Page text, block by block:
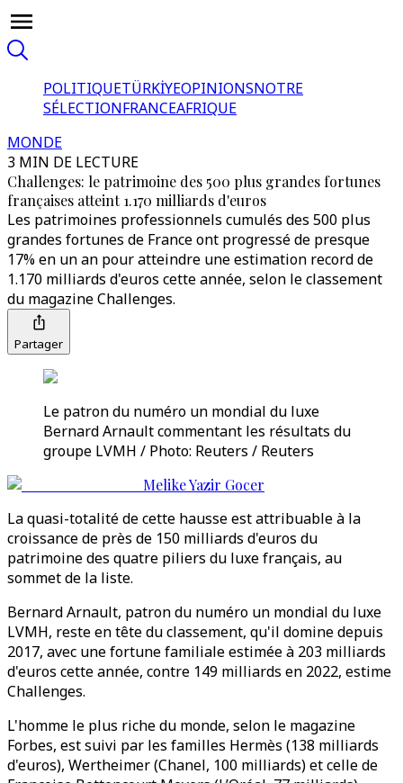
POLITIQUETÜRKİYEOPINIONSNOTRE
SÉLECTIONFRANCEAFRIQUE
MONDE
3 MIN DE LECTURE
Challenges: le patrimoine des 500 plus grandes fortunes
françaises atteint 1.170 milliards d'euros
Les patrimoines professionnels cumulés des 500 plus
grandes fortunes de France ont progressé de presque
17% en un an pour atteindre une estimation record de
1.170 milliards d'euros cette année, selon le classement
du magazine Challenges.
Partager
Le patron du numéro un mondial du luxe
Bernard Arnault commentant les résultats du
groupe LVMH / Photo: Reuters / Reuters
Melike Yazir Gocer
La quasi-totalité de cette hausse est attribuable à la
croissance de près de 150 milliards d'euros du
patrimoine des quatre piliers du luxe français, au
sommet de la liste.
Bernard Arnault, patron du numéro un mondial du luxe
LVMH, reste en tête du classement, qu'il domine depuis
2017, avec une fortune familiale estimée à 203 milliards
d'euros cette année, contre 149 milliards en 2022, estime
Challenges.
L'homme le plus riche du monde, selon le magazine
Forbes, est suivi par les familles Hermès (138 milliards
d'euros), Wertheimer (Chanel, 100 milliards) et celle de